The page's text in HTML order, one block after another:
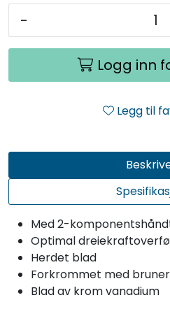
-
Logg inn
Legg til
Med 2-
Optimal
Herdet blad
Forkrommet med
Blad av krom vanadium